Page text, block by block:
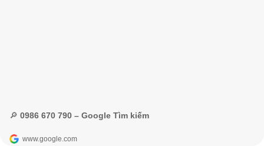
🔎 0986 670 790 – Google Tìm kiếm
www.google.com